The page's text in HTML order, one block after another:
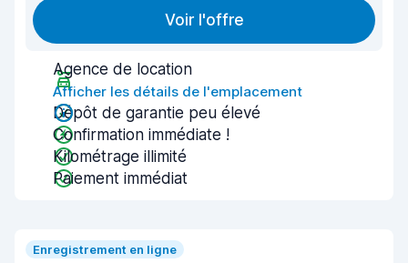
Voir l'offre
Agence de location
Afficher les détails de l'emplacement
Dépôt de garantie peu élevé
Confirmation immédiate !
Kilométrage illimité
Paiement immédiat
Enregistrement en ligne